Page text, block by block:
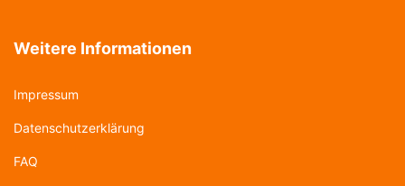
Weitere Informationen
Impressum
Datenschutzerklärung
FAQ